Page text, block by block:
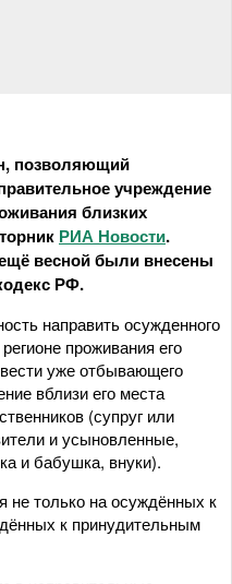
позволяющий
учреждение
близких
РИА Новости.
весной были внесены
РФ.
направить осужденного
проживания его
уже отбывающего
вблизи его места
(супруг или
и усыновленные,
и бабушка, внуки).
не только на осуждённых к
к принудительным